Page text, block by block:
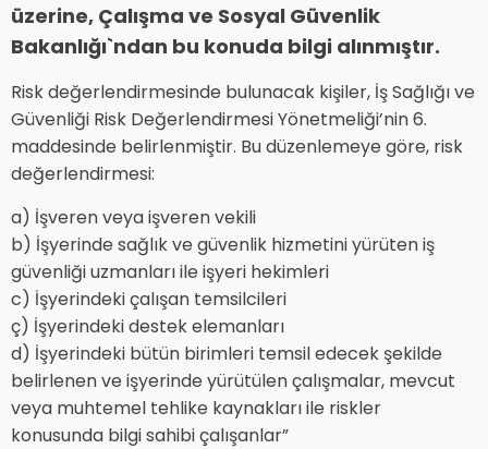
üzerine, Çalışma ve Sosyal Güvenlik
Bakanlığı`ndan bu konuda bilgi alınmıştır.
Risk değerlendirmesinde bulunacak kişiler, İş Sağlığı ve
Güvenliği Risk Değerlendirmesi Yönetmeliği’nin 6.
maddesinde belirlenmiştir. Bu düzenlemeye göre, risk
değerlendirmesi:
a) İşveren veya işveren vekili
b) İşyerinde sağlık ve güvenlik hizmetini yürüten iş
güvenliği uzmanları ile işyeri hekimleri
c) İşyerindeki çalışan temsilcileri
ç) İşyerindeki destek elemanları
d) İşyerindeki bütün birimleri temsil edecek şekilde
belirlenen ve işyerinde yürütülen çalışmalar, mevcut
veya muhtemel tehlike kaynakları ile riskler
konusunda bilgi sahibi çalışanlar”